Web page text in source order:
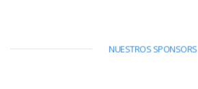
NUESTROS SPONSORS